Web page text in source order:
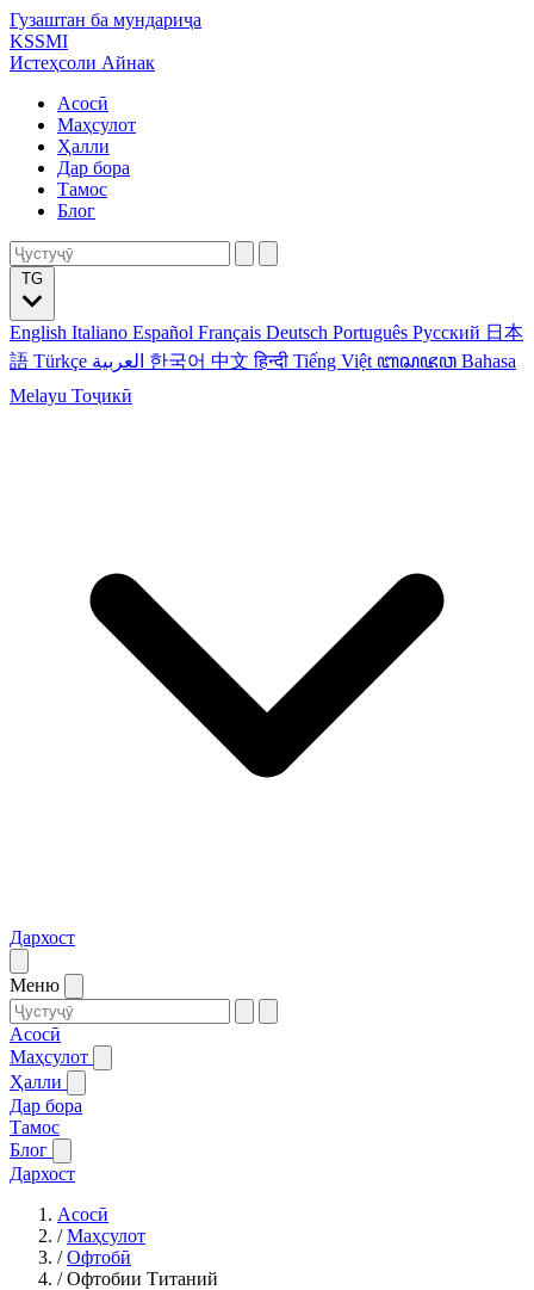
Гузаштан ба мундариҷа
KSSMI
Истеҳсоли Айнак
Асосӣ
Маҳсулот
Ҳалли
Дар бора
Тамос
Блог
English Italiano Español Français Deutsch Português Русский 日本
語 Türkçe 한국어 中文हिन्दी Tiếng Việt ꦧꦱꦗꦮ Bahasa
Melayu Тоҷикӣ
Дархост
Меню
Асосӣ
Маҳсулот
Ҳалли
Дар бора
Тамос
Блог
Дархост
Асосӣ
/Маҳсулот
/Офтобӣ
/Офтобии Титаний